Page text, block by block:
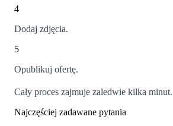
4
Dodaj zdjęcia.
5
Opublikuj ofertę.
Cały proces zajmuje zaledwie kilka minut.
Najczęściej zadawane pytania